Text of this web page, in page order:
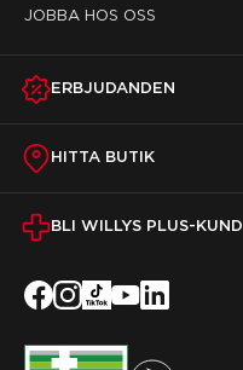
JOBBA HOS OSS
ERBJUDANDEN
HITTA BUTIK
BLI WILLYS PLUS-KUND